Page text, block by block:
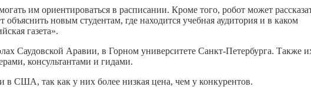
им ориентироваться в расписании. Кроме того, робот может
новым студентам, где находится учебная аудитория и в каком
газета».
Саудовской Аравии, в Горном университете Санкт-Петербурга. Также
консультантами и гидами.
в США, так как у них более низкая цена, чем у конкурентов.